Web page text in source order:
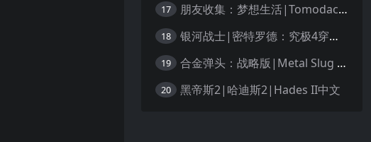
17 朋友收集：梦想生活|Tomodachi Life: Living the Dream中文
18 银河战士|密特罗德：究极4穿越未知|Metroid Prime 4: Beyond中文
19 合金弹头：战略版|Metal Slug Tactics中文
20 黑帝斯2|哈迪斯2|Hades II中文